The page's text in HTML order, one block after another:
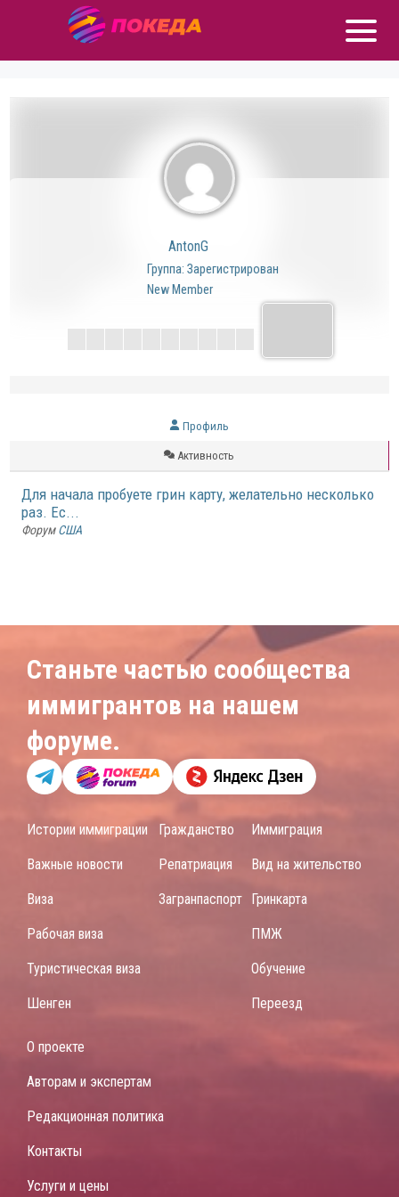
AntonG
Группа: Зарегистрирован
New Member
Профиль
Активность
Для начала пробуете грин карту, желательно несколько
раз. Ес...
Форум США
Станьте частью сообщества
иммигрантов на нашем
форуме.
Истории иммиграции
Важные новости
Виза
Рабочая виза
Туристическая виза
Шенген
Гражданство
Репатриация
Загранпаспорт
Иммиграция
Вид на жительство
Гринкарта
ПМЖ
Обучение
Переезд
О проекте
Авторам и экспертам
Редакционная политика
Контакты
Услуги и цены